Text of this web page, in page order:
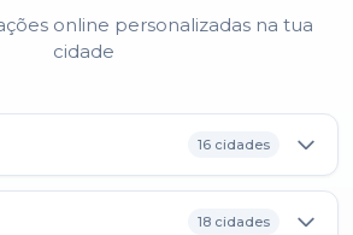
online personalizadas na tua
cidade
16 cidades
18 cidades